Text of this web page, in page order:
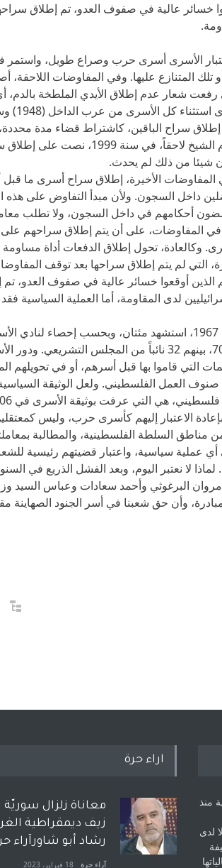
خسائر عالية في صفوف العدو، تم إطلاق
الأسرى أسرى حرب وصراع طويل، واستمر
تلك المتنازع عليها. وفي المفاوضات اللاحقة،
شعار عدم إطلاق الأيدي الملطخة بالدم،
أسير تسبب في قتل أو جرح أي
سراح الباقين، كاشتراط قضاء مدة محددة،
المرض. وعلى الرغم من توقيع اتفاقية في شرم الشيخ لاحقاً، في
الأخيرة، إطلاق سراح أسرى ما قبل
104 مئة وأربعة مناضلين داخل السجون. ولأن مبدأ التفاوض على
أحكامهم في داخل السجون، ولا تطلب
المفاوضات، على أن يتم إطلاق سراحهم على
وكالعادة، تحول إطلاق الدفعات أداة
48 في الدفعة الأخيرة، التي لم يتم إطلاق سراحها بعد توقف
الذين أوقعوا خسائر عالية في صفوف العدو، تم
لدى المقاومة، أما العملية السياسية
نحو مليون فلسطيني دخلوا سجون الاحتلال منذ 1967، استشهد مئتان، وبحسب إحصاء لنادي
الفلسطيني، فإن عدد الأسرى، الآن، يتجاوز 7000، بينهم 32 نائباً من المجلس
التي قاموا بها قبل أسرهم، أو في تحويلهم
العمل الفلسطيني. ولعل الوثيقة
هي التي عرفت بوثيقة الأسرى في 2006.
الاعتبار إليهم كأسرى حرب، وليس
مناطق السلطة الفلسطينية، والمطالبة
عملية سياسية، واعتبار قضيتهم رئيسية
لا نعتبر اليوم، وبعد الفشل الذريع في
البرغوثي وأحمد سعادات وعباس السيد
وأن حق شعبنا في أسر الجنود الصهاينة
منذ
لدى
اراء حرة
معاناة زلزال
زيف ديمقراطية
رشاد أبو شاورآراء
آراء حرة 18 فبراير، 2023